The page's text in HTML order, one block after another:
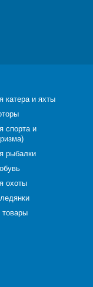
катера и яхты
спорта и
рыбалки
охоты
товары